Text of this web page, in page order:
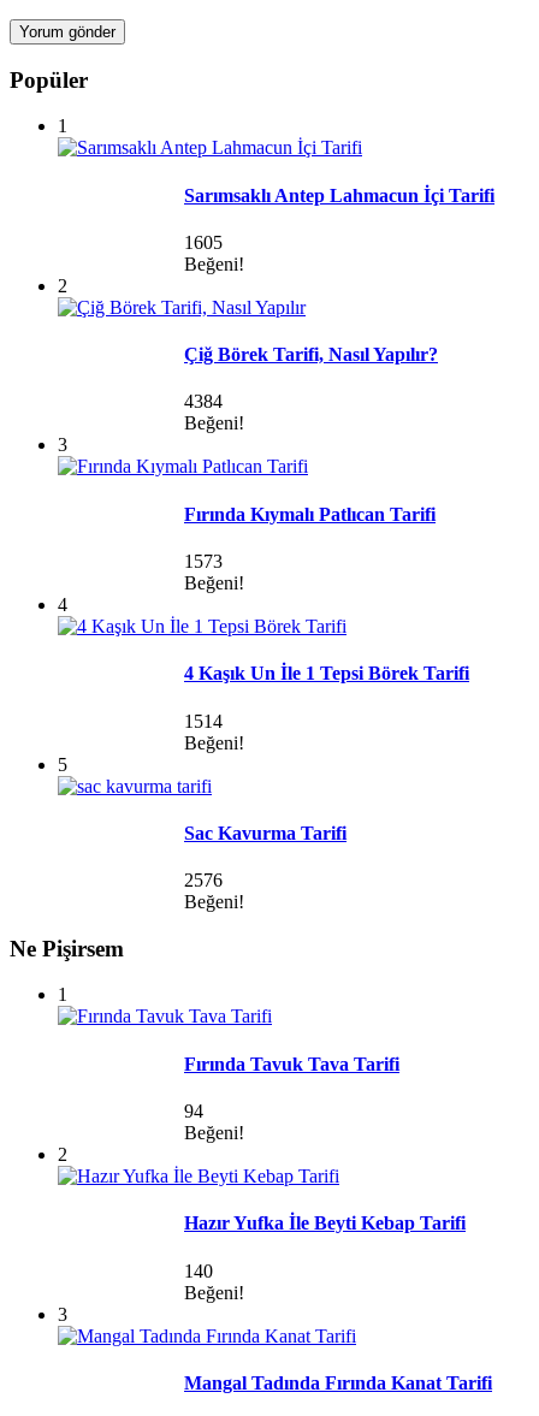
Popüler
1
Sarımsaklı Antep Lahmacun İçi Tarifi
1605
Beğeni!
2
Çiğ Börek Tarifi, Nasıl Yapılır?
4384
Beğeni!
3
Fırında Kıymalı Patlıcan Tarifi
1573
Beğeni!
4
4 Kaşık Un İle 1 Tepsi Börek Tarifi
1514
Beğeni!
5
Sac Kavurma Tarifi
2576
Beğeni!
Ne Pişirsem
1
Fırında Tavuk Tava Tarifi
94
Beğeni!
2
Hazır Yufka İle Beyti Kebap Tarifi
140
Beğeni!
3
Mangal Tadında Fırında Kanat Tarifi